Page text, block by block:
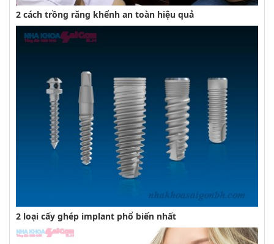
2 cách trồng răng khểnh an toàn hiệu quả
2 loại cấy ghép implant phổ biến nhất